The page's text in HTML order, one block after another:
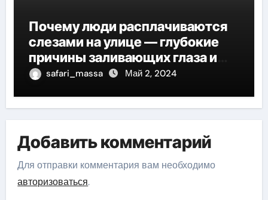
Почему люди расплачиваются
слезами на улице — глубокие
причины заливающих глаза и
эффективные советы по
safari_massa Май 2, 2024
Добавить комментарий
Для отправки комментария вам необходимо
авторизоваться.